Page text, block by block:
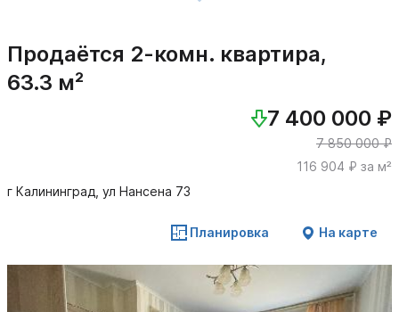
Продаётся 2-комн. квартира,
63.3 м²
7 400 000 ₽
7 850 000 ₽
116 904 ₽ за м²
г Калининград, ул Нансена 73
Планировка На карте